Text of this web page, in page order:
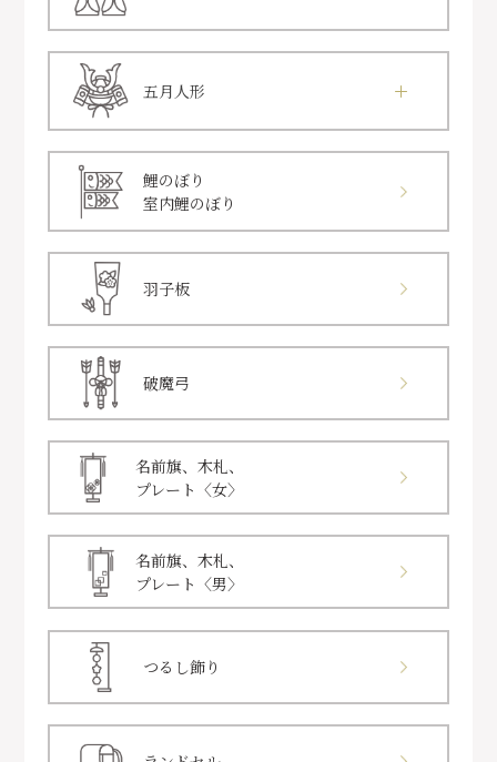
五月人形
鯉のぼり
室内鯉のぼり
羽子板
破魔弓
名前旗、木札、
プレート〈女〉
名前旗、木札、
プレート〈男〉
つるし飾り